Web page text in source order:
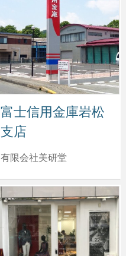
富士信用金庫岩松
支店
有限会社美研堂